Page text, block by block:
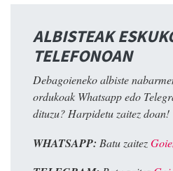
ALBISTEAK
TELEFONOAN
Debagoieneko albiste
ordukoak Whatsapp edo
dituzu? Harpidetu zaitez doan!
WHATSAPP: Batu zaitez